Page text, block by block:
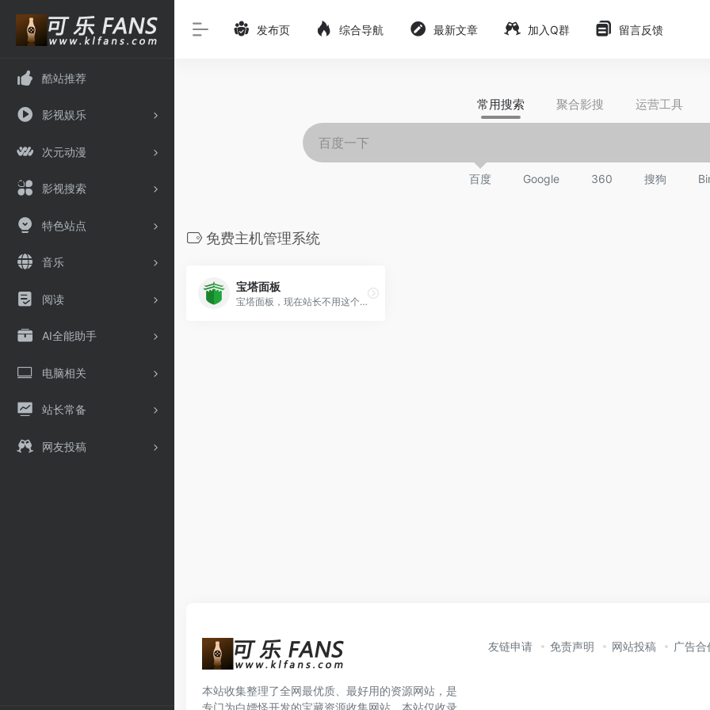
酷站推荐
影视娱乐
次元动漫
影视搜索
特色站点
音乐
阅读
AI全能助手
电脑相关
站长常备
网友投稿
发布页 综合导航 最新文章 加入Q群 留言反馈
常用搜索 聚合影搜 运营工具
百度 Google 360 搜狗
免费主机管理系统
宝塔面板
宝塔面板，现在站长不用这个来管理，可一点不方便
本站收集整理了全网最优质、最好用的资源网站，是
专门为白嫖怪开发的宝藏资源收集网站。本站仅收录
友链申请 免责声明 网站投稿 广告合